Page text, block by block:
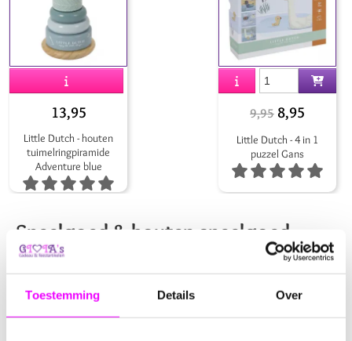
Toestemming Details Over
13,95
Little Dutch - houten
tuimelringpiramide
Adventure blue
9,95 8,95
Little Dutch - 4 in 1
puzzel Gans
Speelgoed & houten speelgoed
Speelgoed & Houten Wonderen
Speelgoed heeft de magische kracht om kinderfantasieën